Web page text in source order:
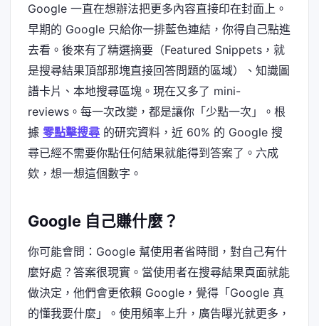
Google 一直在想辦法把更多內容直接印在封面上。
早期的 Google 只給你一排藍色連結，你得自己點進
去看。後來有了精選摘要（Featured Snippets，就
是搜尋結果頂部那塊直接回答問題的區域）、知識圖
譜卡片、本地搜尋區塊。現在又多了 mini-
reviews。每一次改變，都是讓你「少點一次」。根
據 零點擊搜尋 的研究資料，近 60% 的 Google 搜
尋已經不需要你點任何結果就能得到答案了。六成
欸，想一想這個數字。
Google 自己賺什麼？
你可能會問：Google 幫使用者省時間，對自己有什
麼好處？答案很現實。當使用者在搜尋結果頁面就能
做決定，他們會更依賴 Google，覺得「Google 真
的懂我要什麼」。使用頻率上升，廣告曝光就更多，